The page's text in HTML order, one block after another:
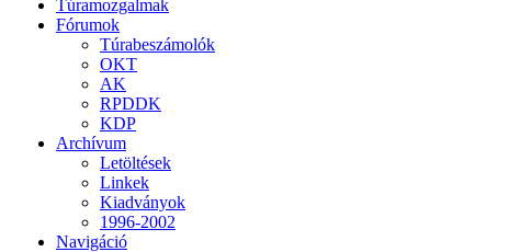
Túramozgalmak
Fórumok
Túrabeszámolók
OKT
AK
RPDDK
KDP
Archívum
Letöltések
Linkek
Kiadványok
1996-2002
Navigáció